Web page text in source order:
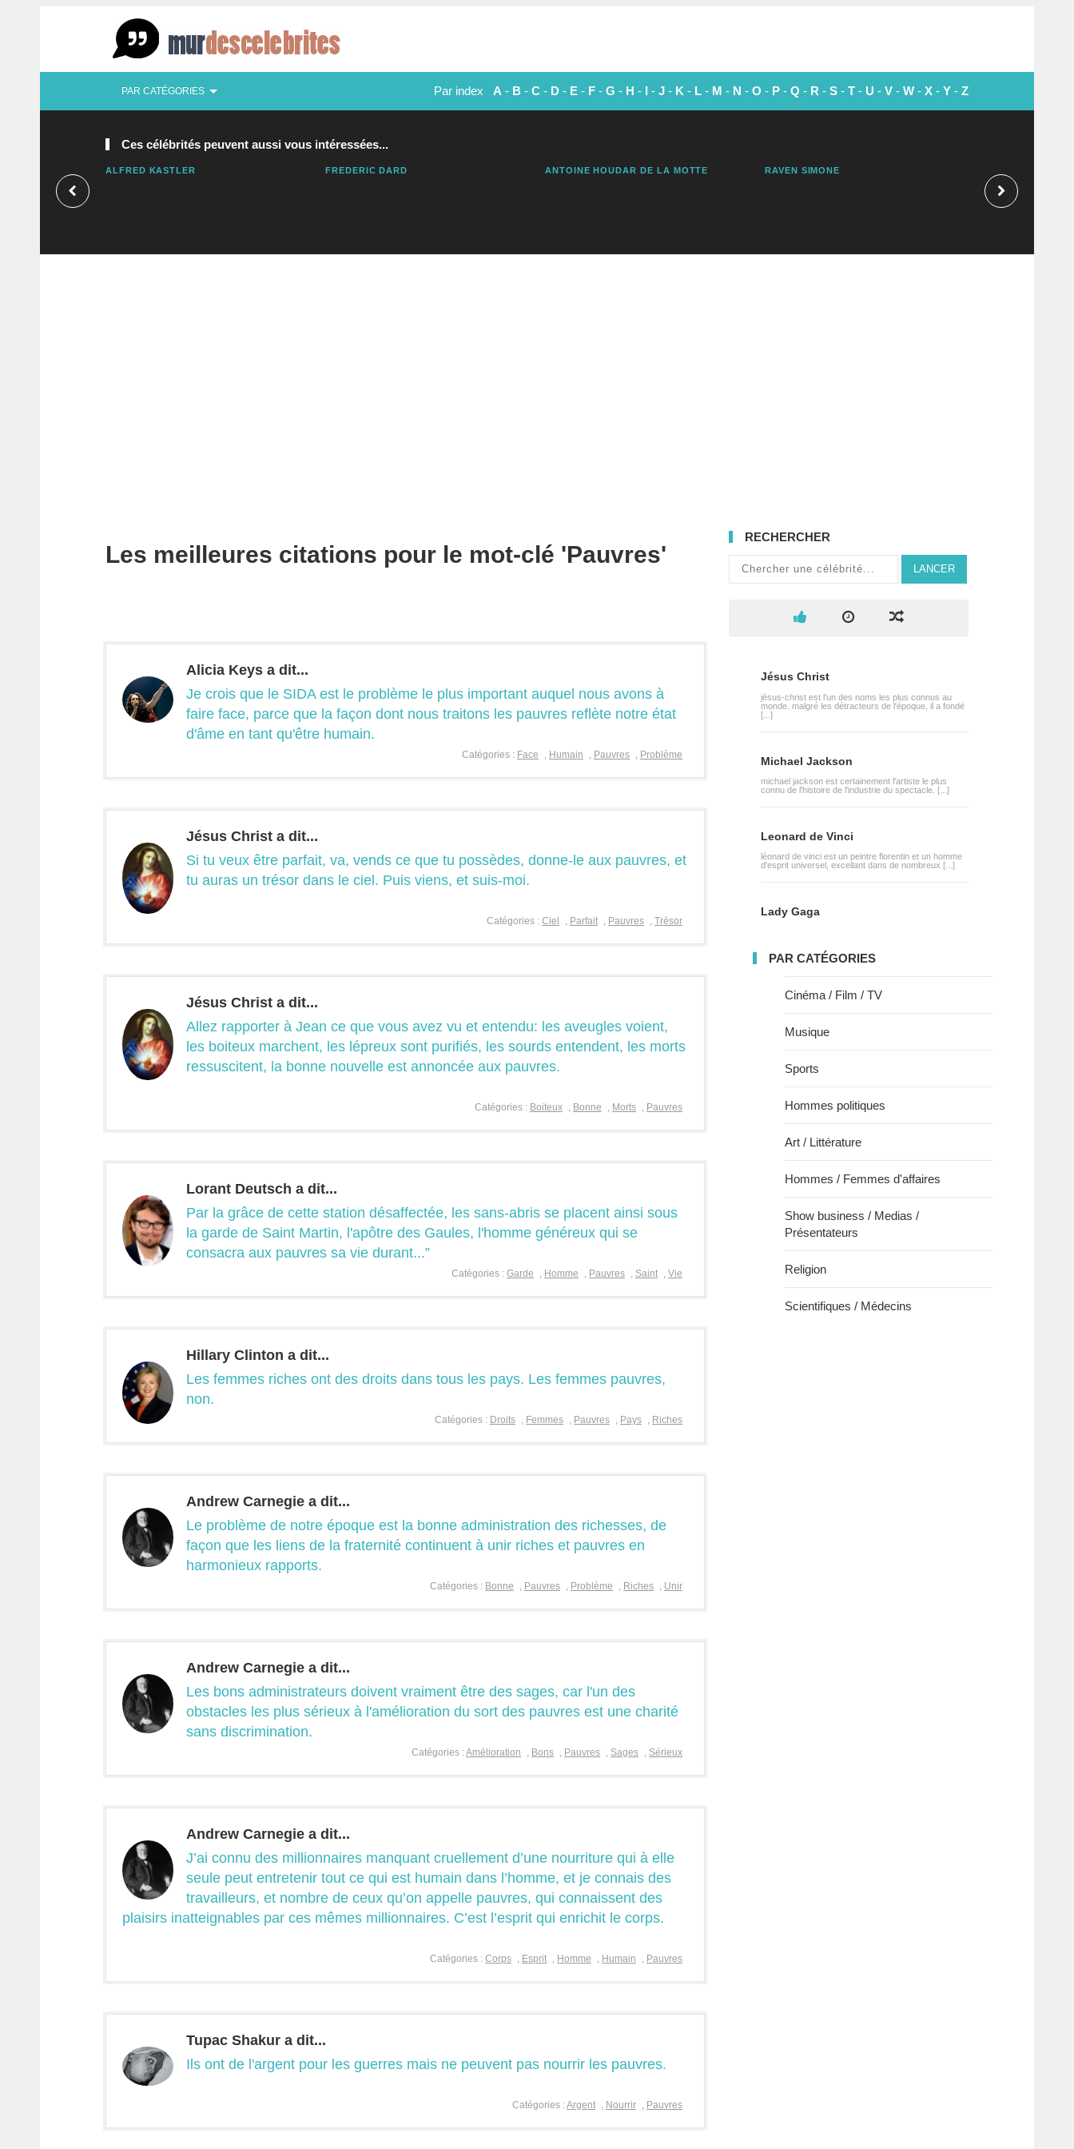
PAR CATÉGORIES Par index A - B - C - D - E - F - G - H - I - J - K - L - M - N - O - P - Q - R - S - T - U - V - W - X - Y - Z
Ces célébrités peuvent aussi vous intéressées...
ALFRED KASTLER FREDERIC DARD ANTOINE HOUDAR DE LA MOTTE RAVEN SIMONÉ
Les meilleures citations pour le mot-clé 'Pauvres'
Alicia Keys a dit...
Je crois que le SIDA est le problème le plus important auquel nous avons à
faire face, parce que la façon dont nous traitons les pauvres reflète notre état
d'âme en tant qu'être humain.
Catégories : Face Humain Pauvres Problème
Jésus Christ a dit...
Si tu veux être parfait, va, vends ce que tu possèdes, donne-le aux pauvres, et
tu auras un trésor dans le ciel. Puis viens, et suis-moi.
Catégories : Ciel Parfait Pauvres Trésor
Jésus Christ a dit...
Allez rapporter à Jean ce que vous avez vu et entendu: les aveugles voient,
les boiteux marchent, les lépreux sont purifiés, les sourds entendent, les morts
ressuscitent, la bonne nouvelle est annoncée aux pauvres.
Catégories : Boiteux Bonne Morts Pauvres
Lorant Deutsch a dit...
Par la grâce de cette station désaffectée, les sans-abris se placent ainsi sous
la garde de Saint Martin, l'apôtre des Gaules, l'homme généreux qui se
consacra aux pauvres sa vie durant...”
Catégories : Garde Homme Pauvres Saint Vie
Hillary Clinton a dit...
Les femmes riches ont des droits dans tous les pays. Les femmes pauvres,
non.
Catégories : Droits Femmes Pauvres Pays Riches
Andrew Carnegie a dit...
Le problème de notre époque est la bonne administration des richesses, de
façon que les liens de la fraternité continuent à unir riches et pauvres en
harmonieux rapports.
Catégories : Bonne Pauvres Problème Riches Unir
Andrew Carnegie a dit...
Les bons administrateurs doivent vraiment être des sages, car l'un des
obstacles les plus sérieux à l'amélioration du sort des pauvres est une charité
sans discrimination.
Catégories :Amélioration Bons Pauvres Sages Sérieux
Andrew Carnegie a dit...
J’ai connu des millionnaires manquant cruellement d’une nourriture qui à elle
seule peut entretenir tout ce qui est humain dans l’homme, et je connais des
travailleurs, et nombre de ceux qu’on appelle pauvres, qui connaissent des
plaisirs inatteignables par ces mêmes millionnaires. C’est l’esprit qui enrichit le corps.
Catégories : Corps Esprit Homme Humain Pauvres
Tupac Shakur a dit...
Ils ont de l'argent pour les guerres mais ne peuvent pas nourrir les pauvres.
Catégories :Argent Nourrir Pauvres
RECHERCHER
LANCER
Jésus Christ
jésus-christ est l'un des noms les plus connus au
monde. malgré les détracteurs de l'époque, il a fondé
[...]
Michael Jackson
michael jackson est certainement l'artiste le plus
connu de l'histoire de l'industrie du spectacle. [...]
Leonard de Vinci
léonard de vinci est un peintre florentin et un homme
d'esprit universel, excellant dans de nombreux [...]
Lady Gaga
PAR CATÉGORIES
Cinéma / Film / TV
Musique
Sports
Hommes politiques
Art / Littérature
Hommes / Femmes d'affaires
Show business / Medias /
Présentateurs
Religion
Scientifiques / Médecins